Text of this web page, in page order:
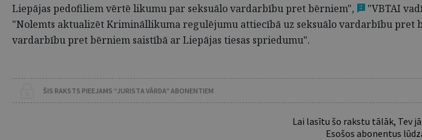
Liepājas pedofiliem vērtē likumu par seksuālo vardarbību pret bērniem",
2 "VBTAI
"Nolemts aktualizēt Krimināllikuma regulējumu attiecībā uz seksuālo vardarbību pret
vardarbību pret bērniem saistībā ar Liepājas tiesas spriedumu".
ŠIS RAKSTS PIEEJAMS “JURISTA VĀRDA” ABONENTIEM
Lai lasītu šo rakstu tālāk, Tev
Esošos abonentus